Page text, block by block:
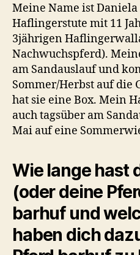
Meine Name ist
Haflingerstute mit 11
3jährigen
Nachwuchspferd).
am Sandauslauf und
Sommer/Herbst auf die
hat sie eine Box. Mein
auch tagsüber am
Mai auf eine
Wie lange hast
(oder deine
barhuf und
haben dich